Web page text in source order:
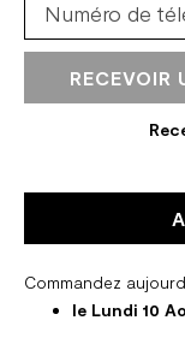
RECEVOIR
Commandez
le Lundi 10